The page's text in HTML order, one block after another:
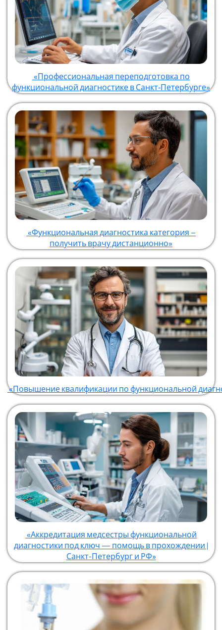
«Профессиональная переподготовка по
функциональной диагностике в Санкт‑Петербурге»
«Функциональная диагностика категория –
получить врачу дистанционно»
«Повышение квалификации по функциональной
«Аккредитация медсестры функциональной
диагностики под ключ — помощь в прохождении |
Санкт-Петербург и РФ»